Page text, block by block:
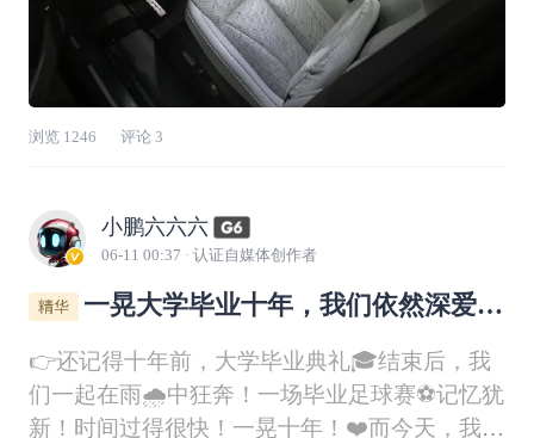
浏览 1246 评论 3
小鹏六六六
06-11 00:37 · 认证自媒体创作者
一晃大学毕业十年，我们依然深爱着
👉还记得十年前，大学毕业典礼🎓结束后，我
们一起在雨🌧️中狂奔！一场毕业足球赛⚽记忆犹
新！时间过得很快！一晃十年！❤️而今天，我们